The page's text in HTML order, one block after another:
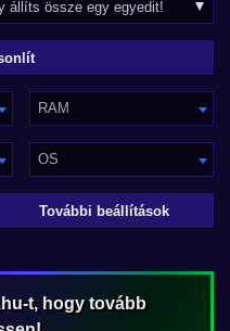
RAM
OS
További beállítások
t, hogy tovább